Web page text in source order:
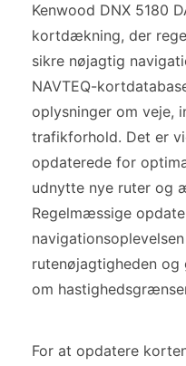
Kenwood DNX 5180
kortdækning, der
sikre nøjagtig
NAVTEQ-
oplysninger om veje,
trafikforhold. Det er
opdaterede for
udnytte nye ruter og
Regelmæssige
rutenøjagtigheden
om
For at opdatere